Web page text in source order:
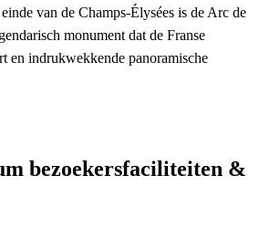
van de Champs-Élysées is de Arc de
monument dat de Franse
en indrukwekkende panoramische
bezoekersfaciliteiten &